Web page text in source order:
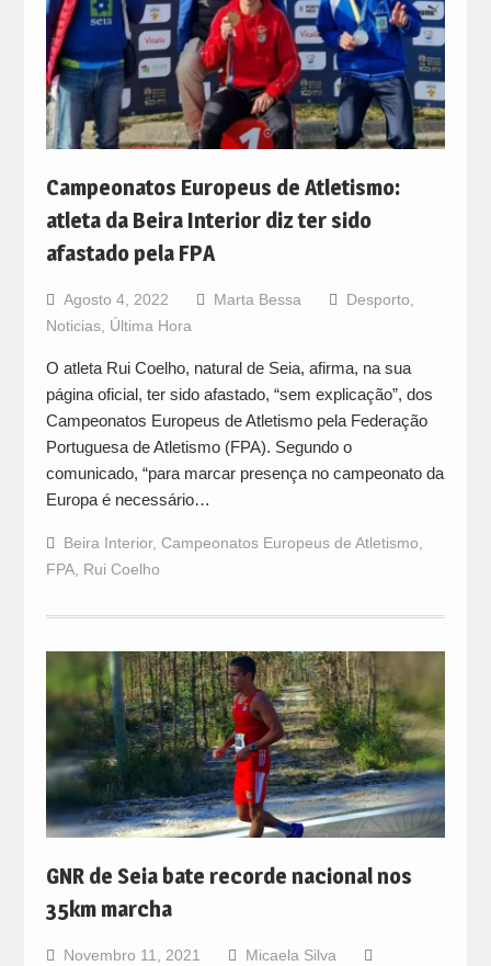
Campeonatos Europeus de Atletismo:
atleta da Beira Interior diz ter sido
afastado pela FPA
Agosto 4, 2022 Marta Bessa Desporto
Noticias, Última Hora
O atleta Rui Coelho, natural de Seia, afirma, na sua
página oficial, ter sido afastado, “sem explicação”, dos
Campeonatos Europeus de Atletismo pela Federação
Portuguesa de Atletismo (FPA). Segundo o
comunicado, “para marcar presença no campeonato da
Europa é necessário…
Beira Interior, Campeonatos Europeus de Atletismo
FPA, Rui Coelho
GNR de Seia bate recorde nacional nos
35km marcha
Novembro 11, 2021
Micaela Silva